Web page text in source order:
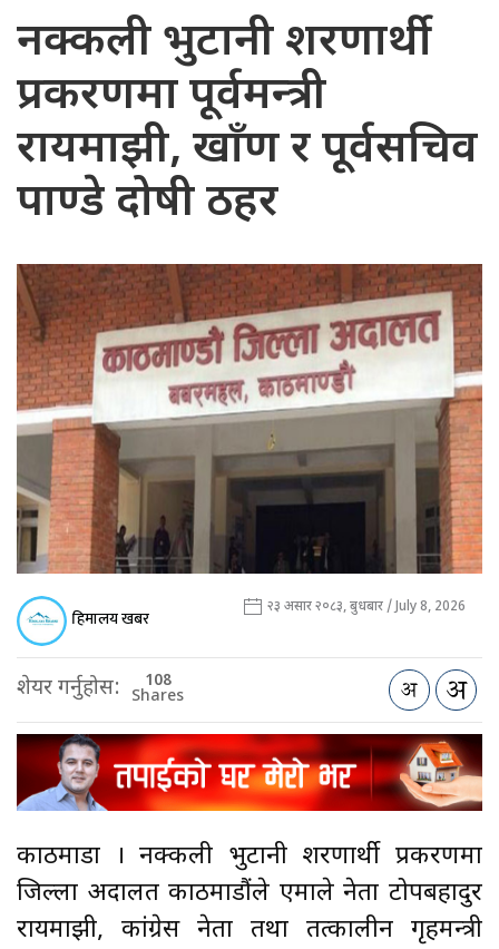
नक्कली भुटानी शरणार्थी
प्रकरणमा पूर्वमन्त्री
रायमाझी, खाँण र पूर्वसचिव
पाण्डे दोषी ठहर
हिमालय खबर २३ असार २०८३, बुधबार / July 8, 2026
शेयर गर्नुहोस: 108
Shares
काठमाडौँ । नक्कली भुटानी शरणार्थी प्रकरणमा
जिल्ला अदालत काठमाडौंले एमाले नेता टोपबहादुर
रायमाझी, कांग्रेस नेता तथा तत्कालीन गृहमन्त्री